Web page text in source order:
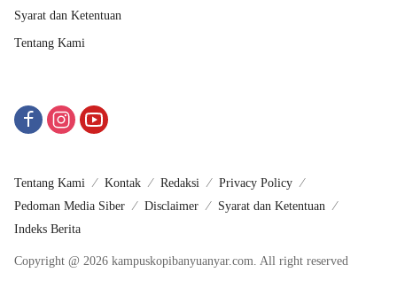
Syarat dan Ketentuan
Tentang Kami
Tentang Kami Kontak Redaksi
Privacy Policy
Pedoman Media Siber
Disclaimer
Syarat dan Ketentuan
Indeks Berita
Copyright @ 2026 kampuskopibanyuanyar.com. All right reserved